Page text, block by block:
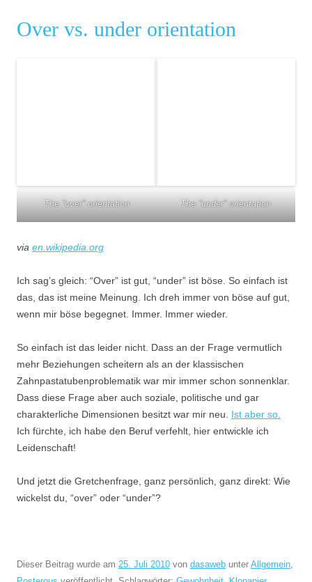
Over vs. under orientation
The “over” orientation The “under” orientation
via en.wikipedia.org
Ich sag’s gleich: “Over” ist gut, “under” ist böse. So einfach ist
das, das ist meine Meinung. Ich dreh immer von böse auf gut,
wenn mir böse begegnet. Immer. Immer wieder.
So einfach ist das leider nicht. Dass an der Frage vermutlich
mehr Beziehungen scheitern als an der klassischen
Zahnpastatubenproblematik war mir immer schon sonnenklar.
Dass diese Frage aber auch soziale, politische und gar
charakterliche Dimensionen besitzt war mir neu. Ist aber so.
Ich fürchte, ich habe den Beruf verfehlt, hier entwickle ich
Leidenschaft!
Und jetzt die Gretchenfrage, ganz persönlich, ganz direkt: Wie
wickelst du, “over” oder “under”?
Dieser Beitrag wurde am 25. Juli 2010 von dasaweb unter Allgemein